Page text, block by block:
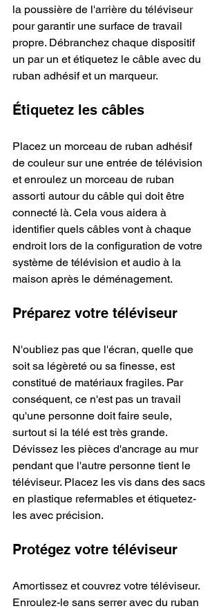
la poussière de l'arrière du téléviseur
pour garantir une surface de travail
propre. Débranchez chaque dispositif
un par un et étiquetez le câble avec du
ruban adhésif et un marqueur.
Étiquetez les câbles
Placez un morceau de ruban adhésif
de couleur sur une entrée de télévision
et enroulez un morceau de ruban
assorti autour du câble qui doit être
connecté là. Cela vous aidera à
identifier quels câbles vont à chaque
endroit lors de la configuration de votre
système de télévision et audio à la
maison après le déménagement.
Préparez votre téléviseur
N'oubliez pas que l'écran, quelle que
soit sa légèreté ou sa finesse, est
constitué de matériaux fragiles. Par
conséquent, ce n'est pas un travail
qu'une personne doit faire seule,
surtout si la télé est très grande.
Dévissez les pièces d'ancrage au mur
pendant que l'autre personne tient le
téléviseur. Placez les vis dans des sacs
en plastique refermables et étiquetez-
les avec précision.
Protégez votre téléviseur
Amortissez et couvrez votre téléviseur.
Enroulez-le sans serrer avec du ruban